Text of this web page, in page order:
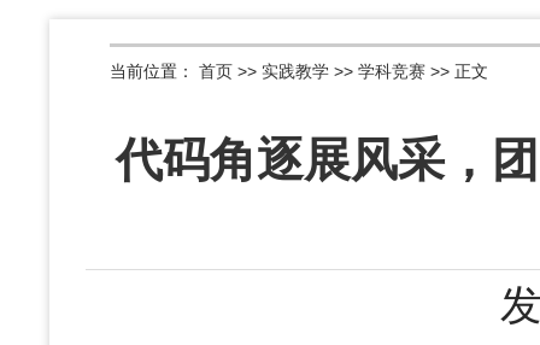
当前位置： 首页>> 实践教学>> 学科竞赛>> 正文
代码角逐展风采，